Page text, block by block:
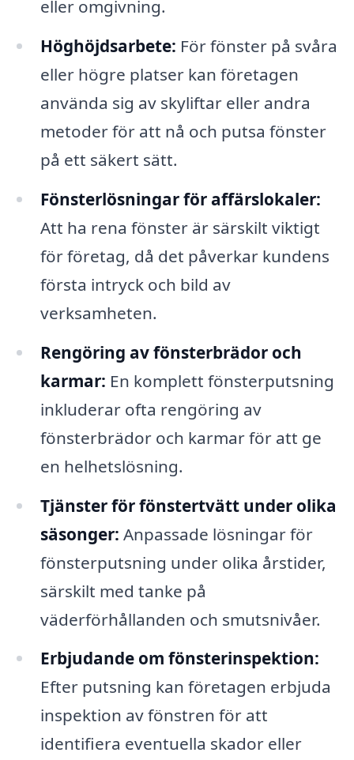
eller omgivning.
Höghöjdsarbete: För fönster på svåra
eller högre platser kan företagen
använda sig av skyliftar eller andra
metoder för att nå och putsa fönster
på ett säkert sätt.
Fönsterlösningar för affärslokaler:
Att ha rena fönster är särskilt viktigt
för företag, då det påverkar kundens
första intryck och bild av
verksamheten.
Rengöring av fönsterbrädor och
karmar: En komplett fönsterputsning
inkluderar ofta rengöring av
fönsterbrädor och karmar för att ge
en helhetslösning.
Tjänster för fönstertvätt under olika
säsonger: Anpassade lösningar för
fönsterputsning under olika årstider,
särskilt med tanke på
väderförhållanden och smutsnivåer.
Erbjudande om fönsterinspektion:
Efter putsning kan företagen erbjuda
inspektion av fönstren för att
identifiera eventuella skador eller